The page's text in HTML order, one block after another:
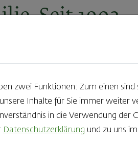
Seit 1902.
aus der
zwei Funktionen: Zum einen
Inhalte für Sie immer weiter
in die Verwendung
Datenschutzerklärung und zu uns im